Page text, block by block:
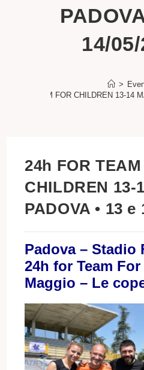
14/
>
FOR TEAM FOR CHILDREN 13-14
24h FOR
CHILDREN 13-
PADOVA • 13 e
Padova – Stadio
24h for Team
Maggio – Le